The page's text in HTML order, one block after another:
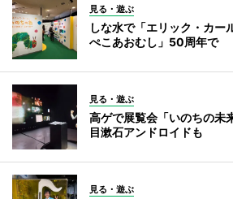
見る・遊ぶ
しな水で「エリック・カ
ぺこあおむし」50周年で
見る・遊ぶ
高ゲで展覧会「いのちの
目漱石アンドロイドも
見る・遊ぶ